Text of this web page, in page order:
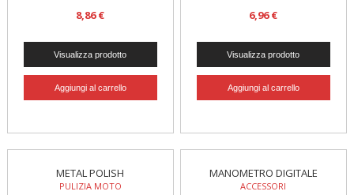
8,86 € 6,96 €
METAL POLISH
PULIZIA MOTO
MANOMETRO DIGITALE
ACCESSORI